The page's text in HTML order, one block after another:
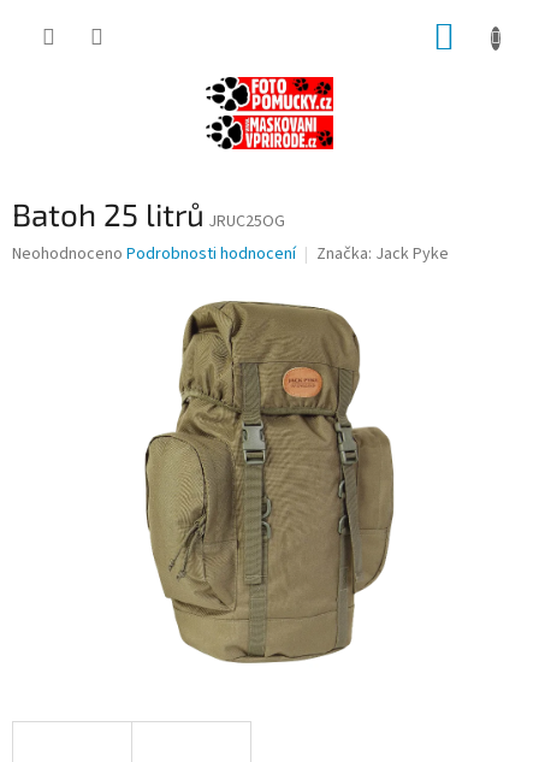
Batoh 25 litrů JRUC25OG
Průměrné
Neohodnoceno Podrobnosti hodnocení Značka: Jack Pyke